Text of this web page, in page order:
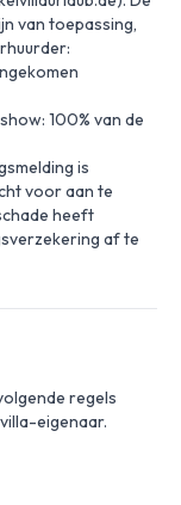
van toepassing,
100% van de
is
voor aan te
heeft
af te
regels
eigenaar.